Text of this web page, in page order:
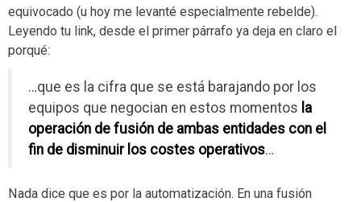
equivocado (u hoy me levanté especialmente rebelde).
Leyendo tu link, desde el primer párrafo ya deja en claro el
porqué:
…que es la cifra que se está barajando por los
equipos que negocian en estos momentos la
operación de fusión de ambas entidades con el
fin de disminuir los costes operativos…
Nada dice que es por la automatización. En una fusión